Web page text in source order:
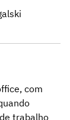
com
trabalho